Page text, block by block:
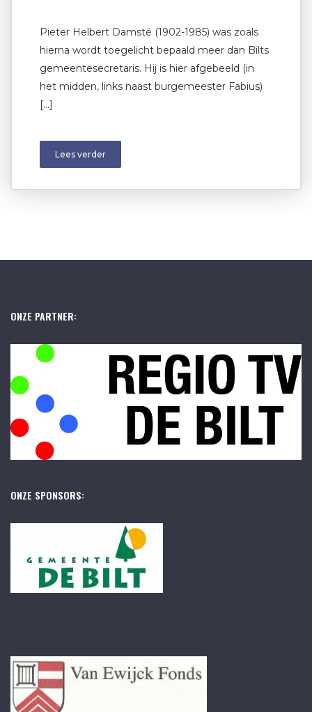
Pieter Helbert Damsté (1902-1985) was zoals
hierna wordt toegelicht bepaald meer dan Bilts
gemeentesecretaris. Hij is hier afgebeeld (in
het midden, links naast burgemeester Fabius)
[…]
Lees verder
ONZE PARTNER:
ONZE SPONSORS: